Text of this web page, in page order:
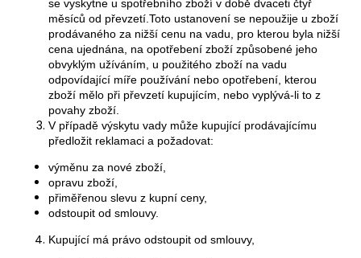
se vyskytne u spotřebního zboží v době dvaceti čtyř
měsíců od převzetí.Toto ustanovení se nepoužije u zboží
prodávaného za nižší cenu na vadu, pro kterou byla nižší
cena ujednána, na opotřebení zboží způsobené jeho
obvyklým užíváním, u použitého zboží na vadu
odpovídající míře používání nebo opotřebení, kterou
zboží mělo při převzetí kupujícím, nebo vyplývá-li to z
povahy zboží.
V případě výskytu vady může kupující prodávajícímu
předložit reklamaci a požadovat:
výměnu za nové zboží,
opravu zboží,
přiměřenou slevu z kupní ceny,
odstoupit od smlouvy.
Kupující má právo odstoupit od smlouvy,